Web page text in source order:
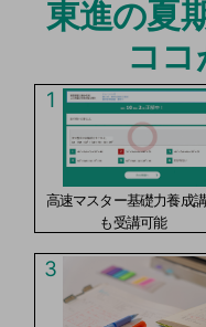
東進の夏
ココ
1
高速マスター基礎力養成
も受講可能
3